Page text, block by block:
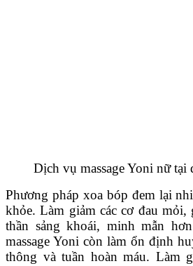
Dịch vụ massage Yoni nữ tại
Phương pháp xoa bóp đem lại
khỏe. Làm giảm các cơ đau mỏi,
thần sảng khoái, minh mẫn
massage Yoni còn làm ổn định
thông và tuần hoàn máu. Làm